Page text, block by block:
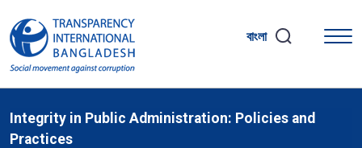
বাংলা
Integrity in Public Administration: Policies and
Practices